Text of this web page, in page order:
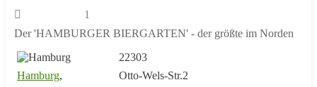
1
Der 'HAMBURGER BIERGARTEN' - der größte im Norden
22303
Hamburg,
Otto-Wels-Str.2